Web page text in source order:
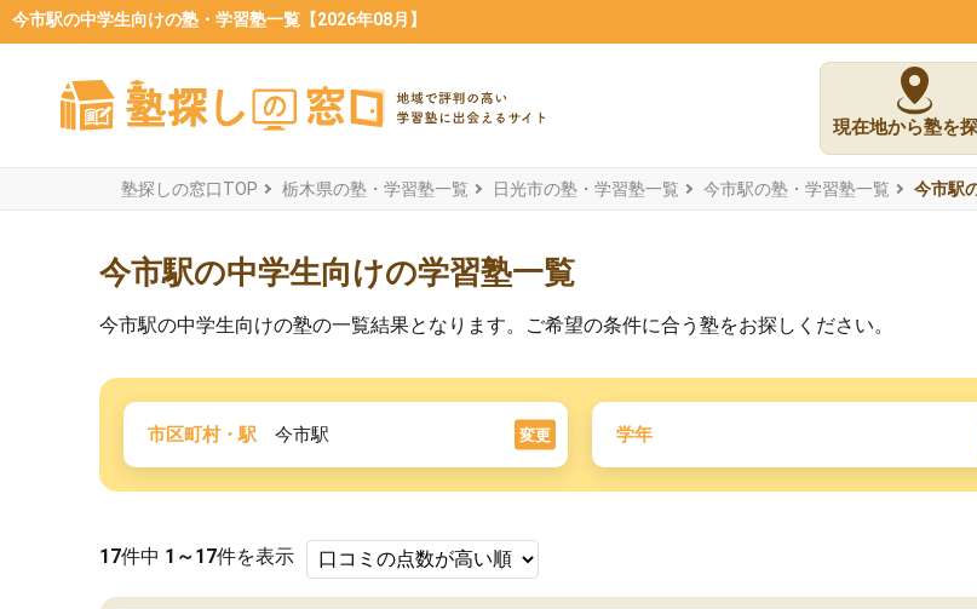
今市駅の中学生向けの塾・学習塾一覧【2026年08月】
現在地から塾を
塾探しの窓口TOP 栃木県の塾・学習塾一覧 日光市の塾・学習塾一覧 今市駅の塾・学習塾一覧 今市駅
今市駅の中学生向けの学習塾一覧
今市駅の中学生向けの塾の一覧結果となります。ご希望の条件に合う塾をお探しください。
市区町村・駅 今市駅 変更 学年
17件中 1～17件を表示